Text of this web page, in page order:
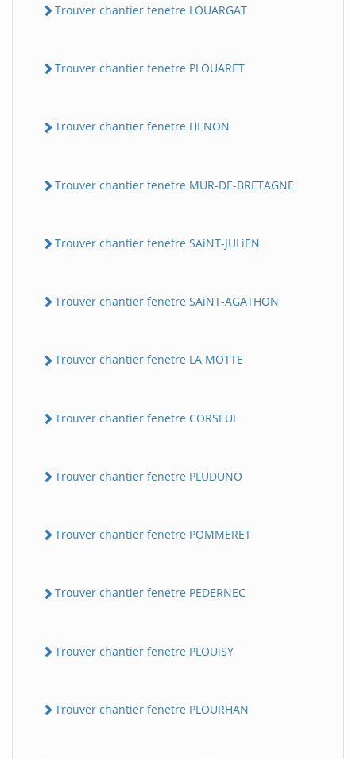
Trouver chantier fenetre LOUARGAT
Trouver chantier fenetre PLOUARET
Trouver chantier fenetre HENON
Trouver chantier fenetre MUR-DE-BRETAGNE
Trouver chantier fenetre SAiNT-JULiEN
Trouver chantier fenetre SAiNT-AGATHON
Trouver chantier fenetre LA MOTTE
Trouver chantier fenetre CORSEUL
Trouver chantier fenetre PLUDUNO
Trouver chantier fenetre POMMERET
Trouver chantier fenetre PEDERNEC
Trouver chantier fenetre PLOUiSY
Trouver chantier fenetre PLOURHAN